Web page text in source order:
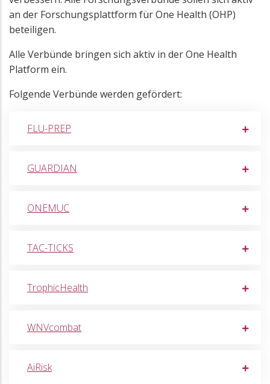
an der Forschungsplattform für One Health (OHP)
beteiligen.
Alle Verbünde bringen sich aktiv in der One Health
Platform ein.
Folgende Verbünde werden gefördert:
FLU-PREP
GUARDIAN
ONEMUC
TAC-TICKS
TrophicHealth
WNVcombat
AiRisk